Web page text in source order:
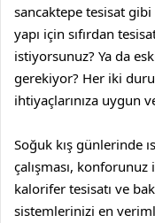
sancaktepe tesisat gibi
yapı için sıfırdan
istiyorsunuz? Ya da
gerekiyor? Her iki
ihtiyaçlarınıza uygun
Soğuk kış günlerinde
çalışması,
kalorifer tesisatı ve
sistemlerinizi en